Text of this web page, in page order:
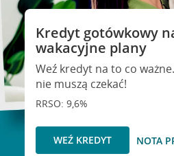
Kredyt gotówkowy
wakacyjne plany
Weź kredyt na to co
nie muszą czekać!
RRSO: 9,6%
WEŹ KREDYT NOTA